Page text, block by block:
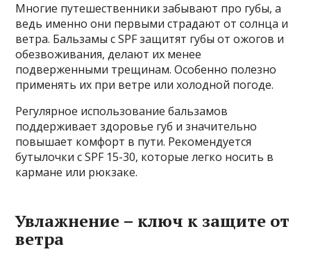
Многие путешественники забывают про губы, а
ведь именно они первыми страдают от солнца и
ветра. Бальзамы с SPF защитят губы от ожогов и
обезвоживания, делают их менее
подверженными трещинам. Особенно полезно
применять их при ветре или холодной погоде.
Регулярное использование бальзамов
поддерживает здоровье губ и значительно
повышает комфорт в пути. Рекомендуется
бутылочки с SPF 15-30, которые легко носить в
кармане или рюкзаке.
Увлажнение – ключ к защите от
ветра